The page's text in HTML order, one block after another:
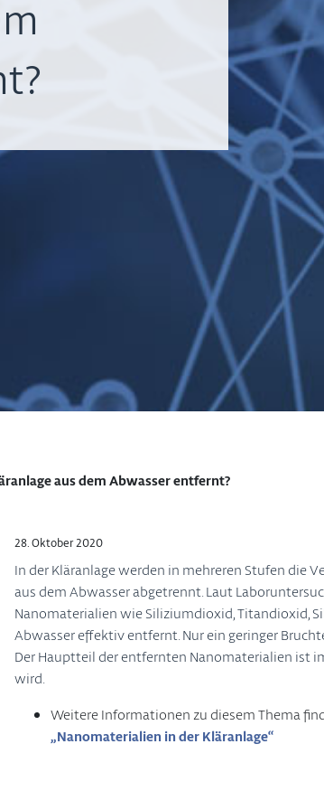
aus dem Abwasser entfernt?
28. Oktober 2020
In der Kläranlage werden in mehreren Stufen die
aus dem Abwasser abgetrennt. Laut
Nanomaterialien wie Siliziumdioxid, Titandioxid,
Abwasser effektiv entfernt. Nur ein geringer
Der Hauptteil der entfernten Nanomaterialien ist
wird.
Weitere Informationen zu diesem Thema
„Nanomaterialien in der Kläranlage“